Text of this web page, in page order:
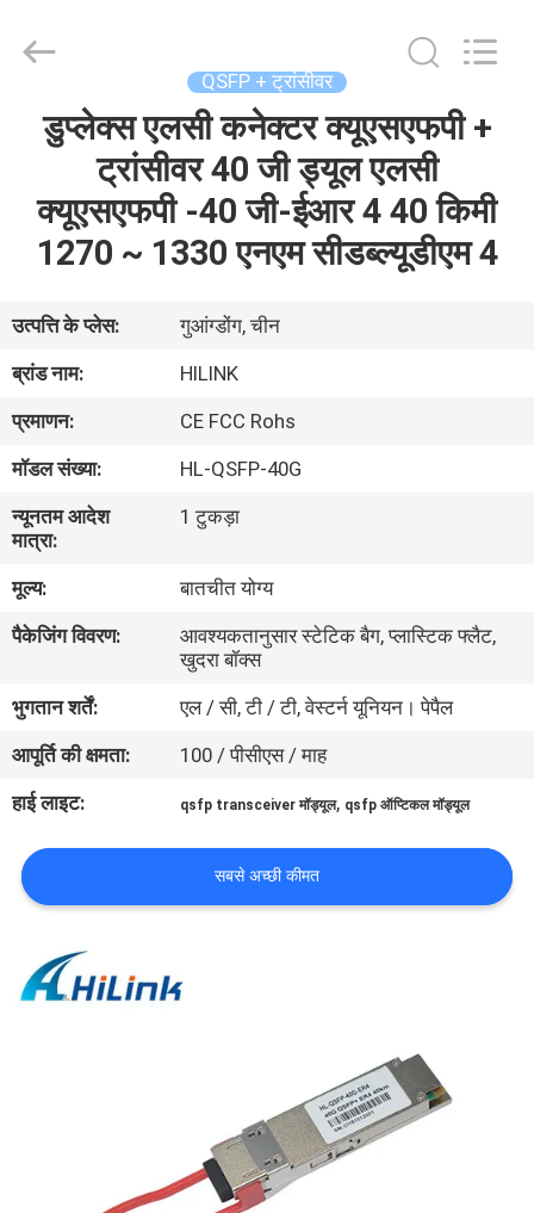
उत्पाद
बारे
में
कारखाने
का
दौरा
गुणवत्ता
नियंत्रण
हमसे
संपर्क
करें
समाचार
मामले
Technology
Co.,Ltd..
QSFP + ट्रांसीवर
डुप्लेक्स एलसी कनेक्टर क्यूएसएफपी +
ट्रांसीवर 40 जी ड्यूल एलसी
क्यूएसएफपी -40 जी-ईआर 4 40 किमी
1270 ~ 1330 एनएम सीडब्ल्यूडीएम 4
उत्पत्ति के प्लेस:
गुआंग्डोंग, चीन
ब्रांड नाम:
HILINK
प्रमाणन:
CE FCC Rohs
मॉडल संख्या:
HL-QSFP-40G
न्यूनतम आदेश
मात्रा:
1 टुकड़ा
मूल्य:
बातचीत योग्य
पैकेजिंग विवरण:
आवश्यकतानुसार स्टेटिक बैग, प्लास्टिक फ्लैट,
खुदरा बॉक्स
भुगतान शर्तें:
एल / सी, टी / टी, वेस्टर्न यूनियन। पेपैल
आपूर्ति की क्षमता:
100 / पीसीएस / माह
हाई लाइट:
qsfp transceiver मॉड्यूल, qsfp ऑप्टिकल मॉड्यूल
सबसे अच्छी कीमत